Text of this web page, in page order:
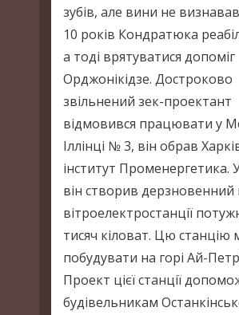
зубів, але вини не
10 років Кондратюка
а тоді врятуватися допоміг
Орджонікідзе. Достроково
звільнений зек-проектант
відмовився працювати у
Іллінці № 3, він обрав
інститут Променергетика.
він створив дерзновенний
вітроелектростанції
тисяч кіловат. Цю станцію
побудувати на горі Ай-
Проект цієї станції
будівельникам